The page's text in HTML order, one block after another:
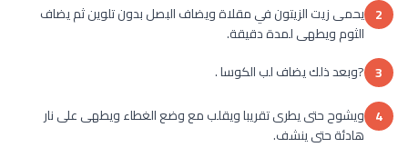
2 يحمى زيت الزيتون في مقلاة ويضاف البصل بدون تلوين ثم يضاف
الثوم ويطهى لمدة دقيقة.
3 ?وبعد ذلك يضاف لب الكوسا .
4 ويشوح حتى يطرى تقريبا ويقلب مع وضع الغطاء ويطهى على نار
هادئة حتى ينشف.